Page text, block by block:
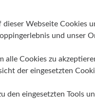
Webseite Cookies
und unser
alle Cookies zu
der eingesetzten
den eingesetzten Tools